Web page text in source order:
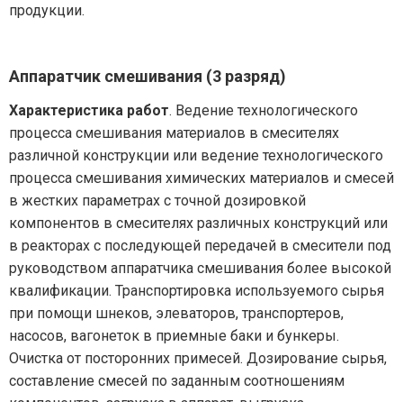
продукции.
Аппаратчик смешивания (3 разряд)
Характеристика работ. Ведение технологического
процесса смешивания материалов в смесителях
различной конструкции или ведение технологического
процесса смешивания химических материалов и смесей
в жестких параметрах с точной дозировкой
компонентов в смесителях различных конструкций или
в реакторах с последующей передачей в смесители под
руководством аппаратчика смешивания более высокой
квалификации. Транспортировка используемого сырья
при помощи шнеков, элеваторов, транспортеров,
насосов, вагонеток в приемные баки и бункеры.
Очистка от посторонних примесей. Дозирование сырья,
составление смесей по заданным соотношениям